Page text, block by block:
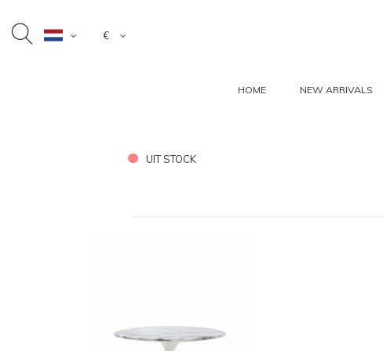
€
HOME NEW ARRIVALS
UIT STOCK